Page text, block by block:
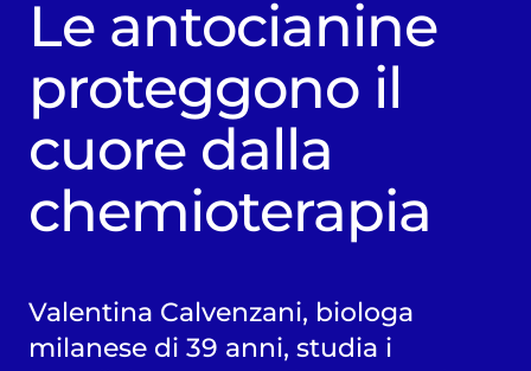
Le antocianine
proteggono il
cuore dalla
chemioterapia
Valentina Calvenzani, biologa
milanese di 39 anni, studia i